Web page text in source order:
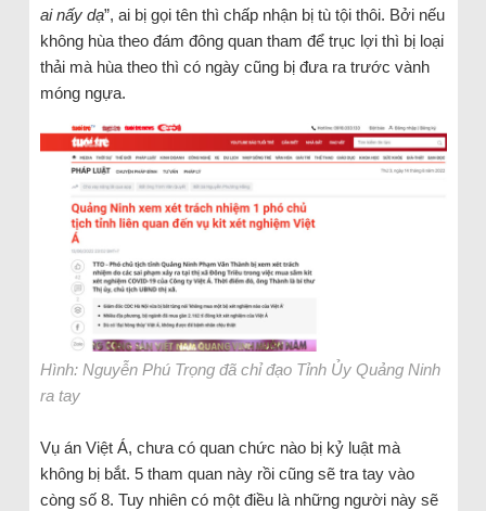
ai nấy dạ”, ai bị gọi tên thì chấp nhận bị tù tội thôi. Bởi nếu
không hùa theo đám đông quan tham để trục lợi thì bị loại
thải mà hùa theo thì có ngày cũng bị đưa ra trước vành
móng ngựa.
Hình: Nguyễn Phú Trọng đã chỉ đạo Tỉnh Ủy Quảng Ninh
ra tay
Vụ án Việt Á, chưa có quan chức nào bị kỷ luật mà
không bị bắt. 5 tham quan này rồi cũng sẽ tra tay vào
còng số 8. Tuy nhiên có một điều là những người này sẽ